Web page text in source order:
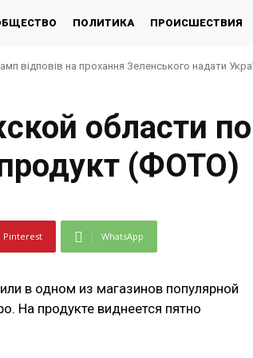
ПОЛИТИКА ПРОИСШЕСТВИЯ
відповів на прохання Зеленського надати
области
(ФОТО)
Pinterest WhatsApp
в одном из магазинов популярной
На продукте виднеется пятно